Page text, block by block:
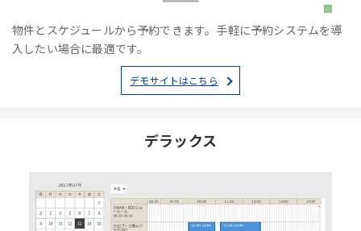
物件とスケジュールから予約できます。手軽に予約システムを導
入したい場合に最適です。
デモサイトはこちら
デラックス